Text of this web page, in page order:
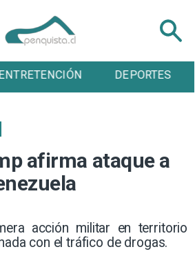
DEPORTES CULTURA
afirma ataque a
acción militar en territorio
con el tráfico de drogas.